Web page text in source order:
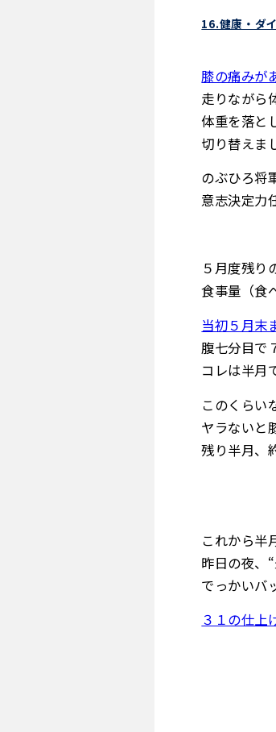
16.健康・ダ
膝の痛みが
走りながら
体重を落と
切り替えま
のぶひろ将
意志決定力
５月度残り
食事量（食
当初５月末
腹七分目で
コレは半月
このくらい
ヤラないと
残り半月、
これから半
昨日の夜、
でっかいバ
３１の仕上